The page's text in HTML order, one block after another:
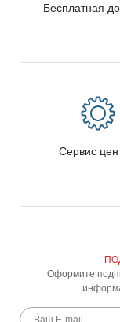
Бесплатная
Сервис
Оформите